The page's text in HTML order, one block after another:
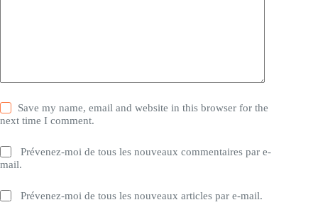
Save my name, email and website in this browser for the
next time I comment.
Prévenez-moi de tous les nouveaux commentaires par e-
mail.
Prévenez-moi de tous les nouveaux articles par e-mail.